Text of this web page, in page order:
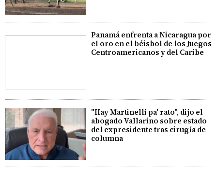
Panamá enfrenta a Nicaragua por
el oro en el béisbol de los Juegos
Centroamericanos y del Caribe
"Hay Martinelli pa' rato", dijo el
abogado Vallarino sobre estado
del expresidente tras cirugía de
columna